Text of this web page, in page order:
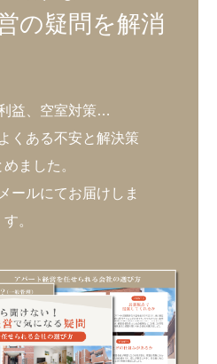
の疑問を解消
益、空室対策…
くある不安と解決策
ました。
ールにてお届けしま
す。